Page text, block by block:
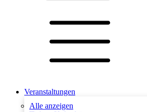
Veranstaltungen
Alle anzeigen